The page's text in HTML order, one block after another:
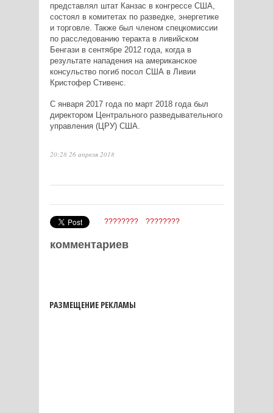
представлял штат Канзас в конгрессе США,
состоял в комитетах по разведке, энергетике
и торговле. Также был членом спецкомиссии
по расследованию теракта в ливийском
Бенгази в сентябре 2012 года, когда в
результате нападения на американское
консульство погиб посол США в Ливии
Кристофер Стивенс.
С января 2017 года по март 2018 года был
директором Центрального разведывательного
управления (ЦРУ) США.
20:28 26 апреля 2018
???????? ????????
комментариев
РАЗМЕЩЕНИЕ РЕКЛАМЫ